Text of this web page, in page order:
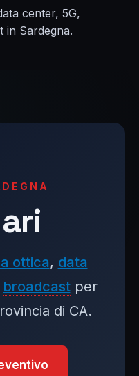
center, 5G,
in Sardegna.
ottica, data
broadcastper
di CA.